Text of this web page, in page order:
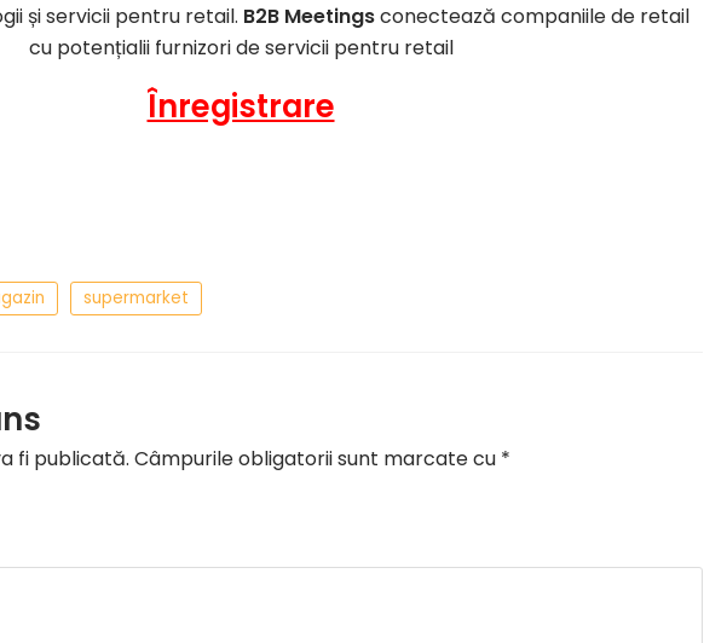
și servicii pentru retail. B2B Meetingsconectează companiile de retail
cu potențialii furnizori de servicii pentru retail
Înregistrare
supermarket
fi publicată. Câmpurile obligatorii sunt marcate cu *